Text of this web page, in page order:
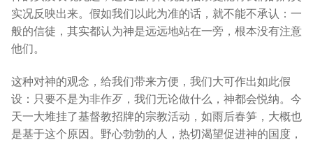
实况反映出来。假如我们以此为准的话，就不能不承认：一
般的信徒，其实都认为神是远远地站在一旁，根本没有注意
他们。
这种对神的观念，给我们带来方便，我们大可作出如此假
设：只要不是为非作歹，我们无论做什么，神都会悦纳。今
天一大堆挂了基督教招牌的宗教活动，如雨后春笋，大概也
是基于这个原因。野心勃勃的人，热切渴望促进神的国度，